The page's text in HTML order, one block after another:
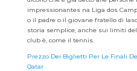
impressionantes na Liga dos
o il padre o il giovane fratello di
storia semplice, anche sui limiti
club è, come il tennis.
Prezzo Dei Biglietti Per Le Finali
Qatar